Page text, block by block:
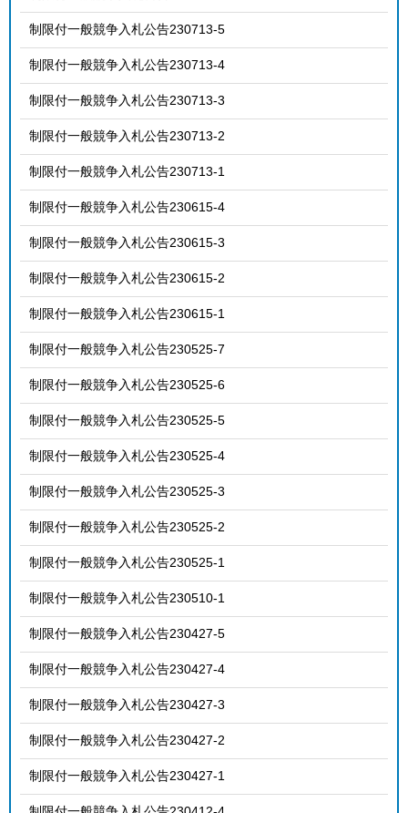
制限付一般競争入札公告230713-5
制限付一般競争入札公告230713-4
制限付一般競争入札公告230713-3
制限付一般競争入札公告230713-2
制限付一般競争入札公告230713-1
制限付一般競争入札公告230615-4
制限付一般競争入札公告230615-3
制限付一般競争入札公告230615-2
制限付一般競争入札公告230615-1
制限付一般競争入札公告230525-7
制限付一般競争入札公告230525-6
制限付一般競争入札公告230525-5
制限付一般競争入札公告230525-4
制限付一般競争入札公告230525-3
制限付一般競争入札公告230525-2
制限付一般競争入札公告230525-1
制限付一般競争入札公告230510-1
制限付一般競争入札公告230427-5
制限付一般競争入札公告230427-4
制限付一般競争入札公告230427-3
制限付一般競争入札公告230427-2
制限付一般競争入札公告230427-1